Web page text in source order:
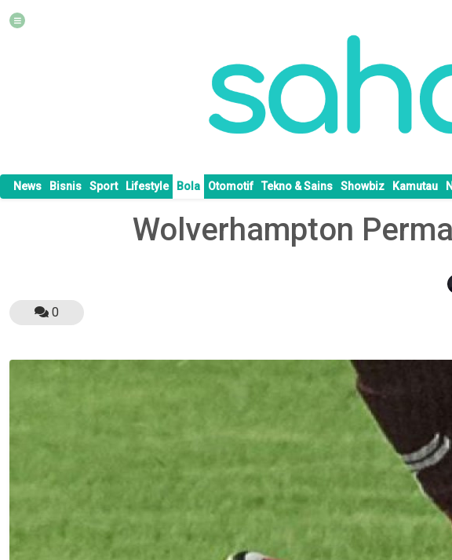
News Bisnis Sport Lifestyle Bola Otomotif Tekno & Sains Showbiz Kamutau
Wolverhampton
0